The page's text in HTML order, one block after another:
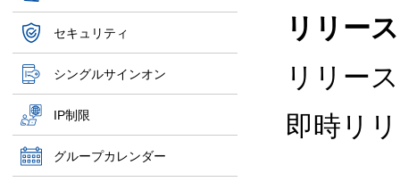
セキュリティ
シングルサインオン
IP制限
グループカレンダー
リリー
リリー
即時リ